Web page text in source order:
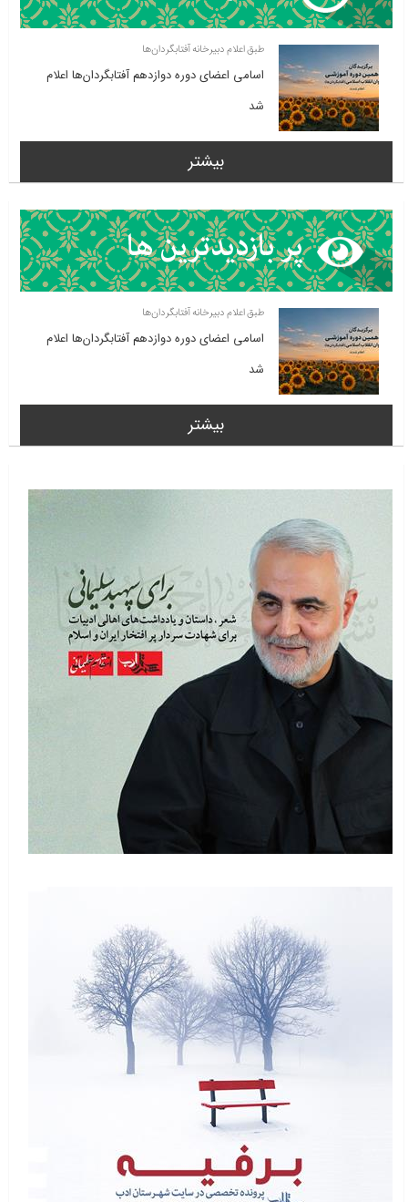
طبق اعلام دبیرخانه آفتابگردان‌ها
اسامی اعضای دوره دوازدهم آفتابگردان‌ها اعلام
شد
بیشتر
طبق اعلام دبیرخانه آفتابگردان‌ها
اسامی اعضای دوره دوازدهم آفتابگردان‌ها اعلام
شد
بیشتر